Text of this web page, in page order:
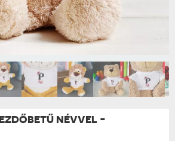
NÉVVEL -